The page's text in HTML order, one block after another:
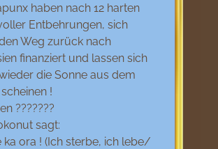
haben nach 12 harten
Entbehrungen, sich
Weg zurück nach
finanziert und lassen sich
die Sonne aus dem
!
???????
sagt:
ka ora ! (Ich sterbe, ich lebe/